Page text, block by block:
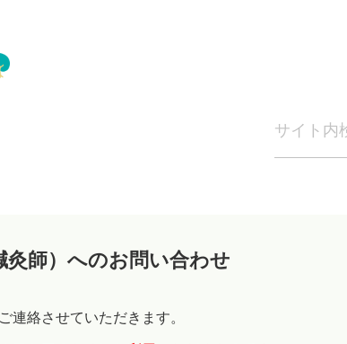
師）へのお問い合わせ
連絡させていただきます。